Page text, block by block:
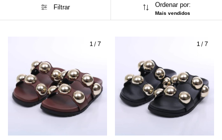
Filtrar Ordenar por:
Mais vendidos
1 / 7 1 / 7